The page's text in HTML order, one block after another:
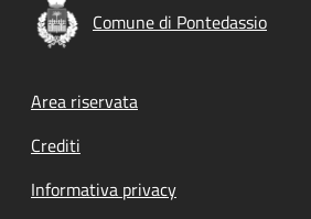
Comune di Pontedassio
Footer menu
Area riservata
Crediti
Informativa privacy